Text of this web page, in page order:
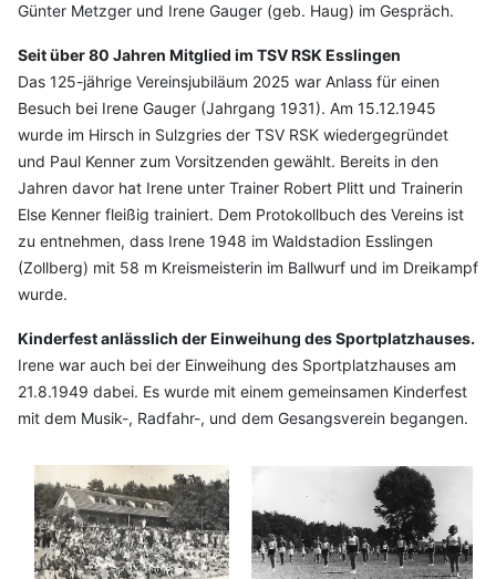
Günter Metzger und Irene Gauger (geb. Haug) im Gespräch.
Seit über 80 Jahren Mitglied im TSV RSK Esslingen
Das 125-jährige Vereinsjubiläum 2025 war Anlass für einen
Besuch bei Irene Gauger (Jahrgang 1931). Am 15.12.1945
wurde im Hirsch in Sulzgries der TSV RSK wiedergegründet
und Paul Kenner zum Vorsitzenden gewählt. Bereits in den
Jahren davor hat Irene unter Trainer Robert Plitt und Trainerin
Else Kenner fleißig trainiert. Dem Protokollbuch des Vereins ist
zu entnehmen, dass Irene 1948 im Waldstadion Esslingen
(Zollberg) mit 58 m Kreismeisterin im Ballwurf und im Dreikampf
wurde.
Kinderfest anlässlich der Einweihung des Sportplatzhauses.
Irene war auch bei der Einweihung des Sportplatzhauses am
21.8.1949 dabei. Es wurde mit einem gemeinsamen Kinderfest
mit dem Musik-, Radfahr-, und dem Gesangsverein begangen.